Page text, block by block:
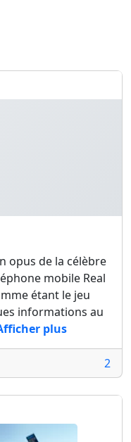
opus de la célèbre
mobile Real
étant le jeu
informations au
plus
2